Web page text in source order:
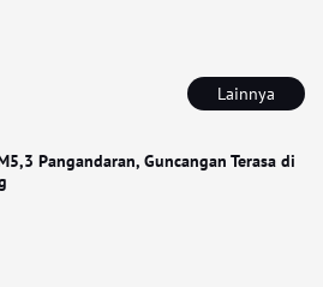
Lainnya
Pangandaran, Guncangan Terasa di